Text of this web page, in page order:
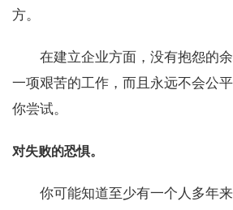
方。
在建立企业方面，没有抱怨的
一项艰苦的工作，而且永远不会公
你尝试。
对失败的恐惧。
你可能知道至少有一个人多年